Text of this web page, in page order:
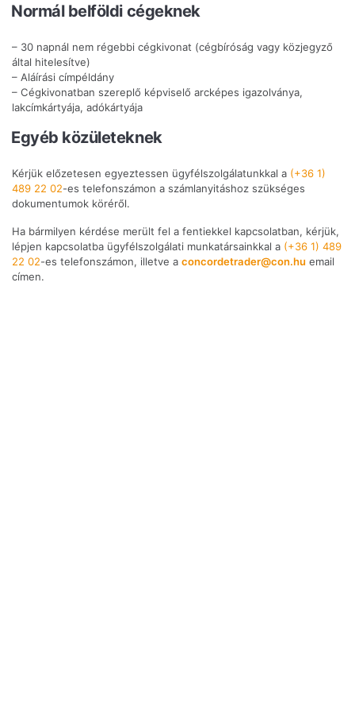
Normál belföldi cégeknek
– 30 napnál nem régebbi cégkivonat (cégbíróság vagy közjegyző
által hitelesítve)
– Aláírási címpéldány
– Cégkivonatban szereplő képviselő arcképes igazolványa,
lakcímkártyája, adókártyája
Egyéb közületeknek
Kérjük előzetesen egyeztessen ügyfélszolgálatunkkal a (+36 1)
489 22 02-es telefonszámon a számlanyitáshoz szükséges
dokumentumok köréről.
Ha bármilyen kérdése merült fel a fentiekkel kapcsolatban, kérjük,
lépjen kapcsolatba ügyfélszolgálati munkatársainkkal a (+36 1) 489
22 02-es telefonszámon, illetve a concordetrader@con.hu email
címen.